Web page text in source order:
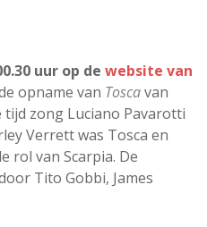
uur op de website van
opname van Toscavan
tijd zong Luciano Pavarotti
Verrett was Tosca en
rol van Scarpia. De
Tito Gobbi, James